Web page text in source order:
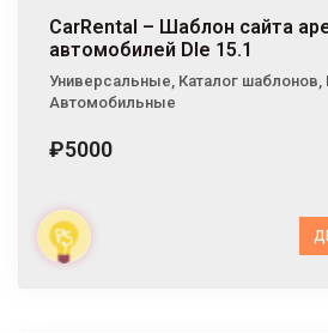
CarRental – Шаблон сайта
автомобилей Dle 15.1
Универсальные Каталог шаблонов
Автомобильные
₽5000